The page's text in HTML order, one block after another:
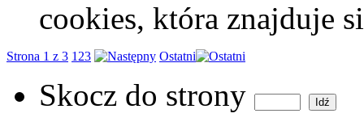
cookies, która znajduje
Strona 1 z 3 1 23 Ostatni
Skocz do strony